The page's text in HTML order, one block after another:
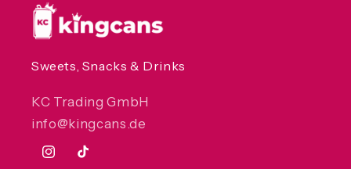
Sweets, Snacks & Drinks
KC Trading GmbH
info@kingcans.de
InstagramTikTok